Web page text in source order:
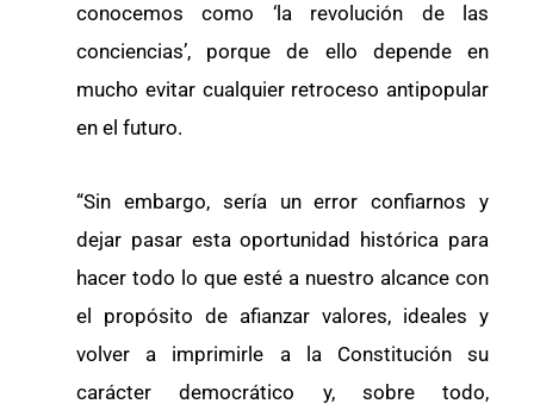
conocemos como ‘la revolución de las
conciencias’, porque de ello depende en
mucho evitar cualquier retroceso antipopular
en el futuro.
“Sin embargo, sería un error confiarnos y
dejar pasar esta oportunidad histórica para
hacer todo lo que esté a nuestro alcance con
el propósito de afianzar valores, ideales y
volver a imprimirle a la Constitución su
carácter democrático y, sobre todo,